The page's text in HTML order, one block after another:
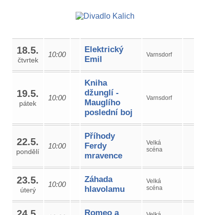
18.5.
čtvrtek
10:00
Elektrický
Emil
Varnsdorf
19.5.
pátek
10:00
Kniha
džunglí -
Mauglího
poslední boj
Varnsdorf
22.5.
pondělí
10:00
Příhody
Ferdy
mravence
Velká
scéna
23.5.
úterý
10:00
Záhada
hlavolamu
Velká
scéna
Romeo a